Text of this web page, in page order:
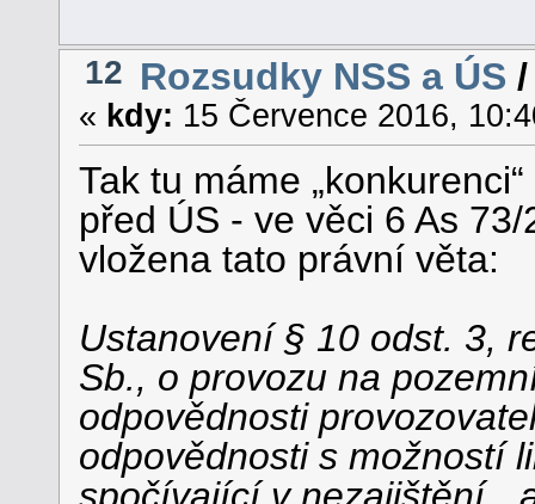
12 Rozsudky NSS a ÚS
« kdy: 15 Července 2016,
Tak tu máme
před ÚS - ve věci 6 As
vložena tato právní věta:
Ustanovení § 10 odst. 3,
Sb., o provozu na
odpovědnosti
odpovědnosti s možností
spočívající v nezajištění,